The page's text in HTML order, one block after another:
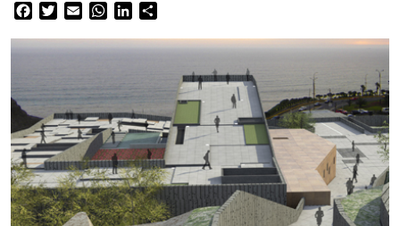
Facebook
TwitterEmailWhatsApp
LinkedIn